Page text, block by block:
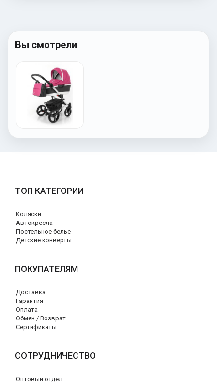
Вы смотрели
ТОП КАТЕГОРИИ
Коляски
Автокресла
Постельное белье
Детские конверты
ПОКУПАТЕЛЯМ
Доставка
Гарантия
Оплата
Обмен / Возврат
Сертификаты
СОТРУДНИЧЕСТВО
Оптовый отдел